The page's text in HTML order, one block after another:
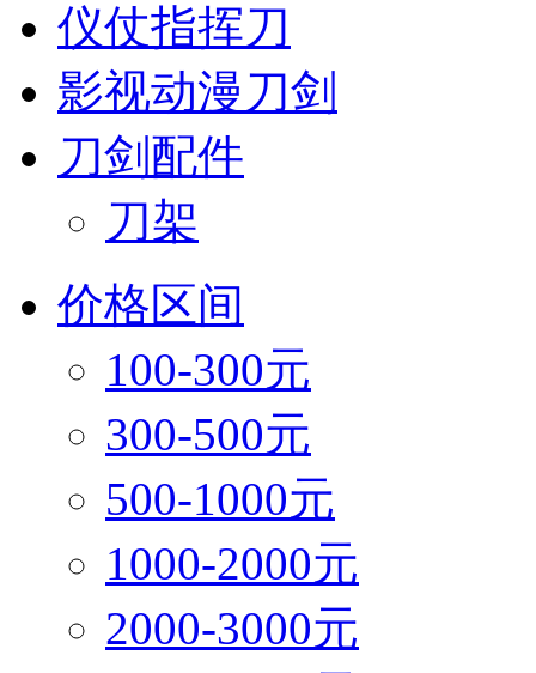
仪仗指挥刀
影视动漫刀剑
刀剑配件
刀架
价格区间
100-300元
300-500元
500-1000元
1000-2000元
2000-3000元